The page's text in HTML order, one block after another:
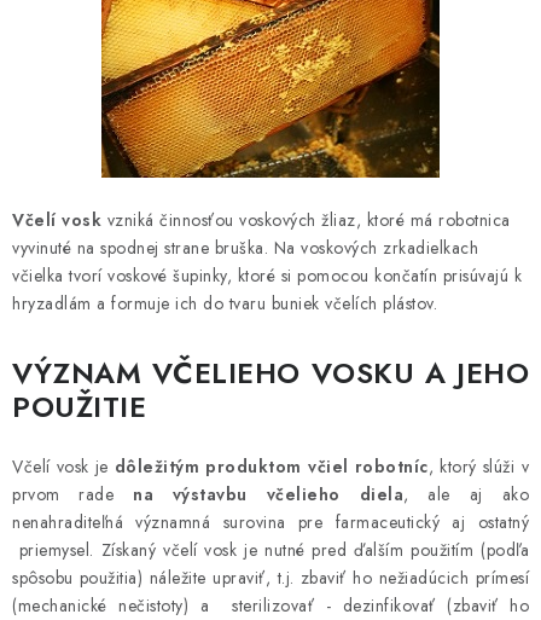
VČELÍ JED
MEDOVÁ KOZMETIKA
MEDOVINA
VÝROBKY Z VOSKU
MEDOVÉ CUKROVINKY
SLUŽBY VČELÁRA
DARČEKOVÝ POUKAZ
VČELÁRSKE POTREBY
Včelí vosk vzniká činnosťou voskových žliaz, ktoré má robotnica
vyvinuté na spodnej strane bruška. Na voskových zrkadielkach
včielka tvorí voskové šupinky, ktoré si pomocou končatín prisúvajú k
hryzadlám a formuje ich do tvaru buniek včelích plástov.
VÝZNAM VČELIEHO VOSKU A JEHO
POUŽITIE
Včelí vosk je dôležitým produktom včiel robotníc, ktorý slúži v
prvom rade na výstavbu včelieho diela, ale aj ako
nenahraditeľná významná surovina pre farmaceutický aj ostatný
priemysel. Získaný včelí vosk je nutné pred ďalším použitím (podľa
spôsobu použitia) náležite upraviť, t.j. zbaviť ho nežiadúcich prímesí
(mechanické nečistoty) a sterilizovať - dezinfikovať (zbaviť ho